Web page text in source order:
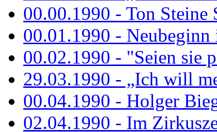
00.00.1990 - Ton Steine
00.01.1990 -
00.02.1990 - "Seien sie
29.03.1990 - „Ich will
00.04.1990 - Holger
02.04.1990 - Im